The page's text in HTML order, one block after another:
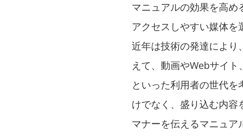
マニュアルの効果を高め
アクセスしやすい媒体を
近年は技術の発達により
えて、動画やWebサイト
といった利用者の世代
けでなく、盛り込む内
マナーを伝えるマニュア